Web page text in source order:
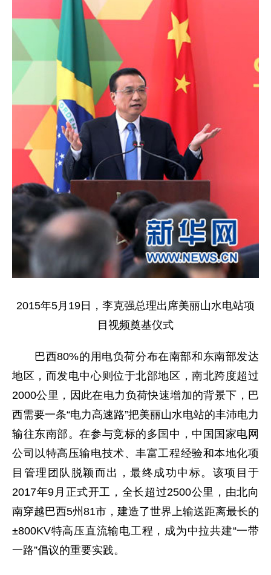
2015年5月19日，李克强总理出席美丽山水电站项
目视频奠基仪式
巴西80%的用电负荷分布在南部和东南部发达
地区，而发电中心则位于北部地区，南北跨度超过
2000公里，因此在电力负荷快速增加的背景下，巴
西需要一条“电力高速路”把美丽山水电站的丰沛电力
输往东南部。在参与竞标的多国中，中国国家电网
公司以特高压输电技术、丰富工程经验和本地化项
目管理团队脱颖而出，最终成功中标。该项目于
2017年9月正式开工，全长超过2500公里，由北向
南穿越巴西5州81市，建造了世界上输送距离最长的
±800KV特高压直流输电工程，成为中拉共建“一带
一路”倡议的重要实践。